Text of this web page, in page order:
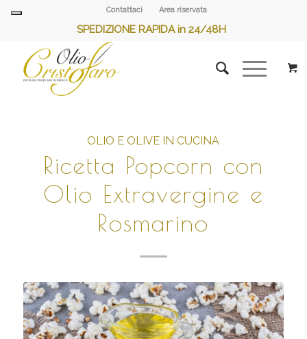
Contattaci Area riservata
SPEDIZIONE RAPIDA in 24/48H
OLIO E OLIVE IN CUCINA
Ricetta Popcorn con
Olio Extravergine e
Rosmarino